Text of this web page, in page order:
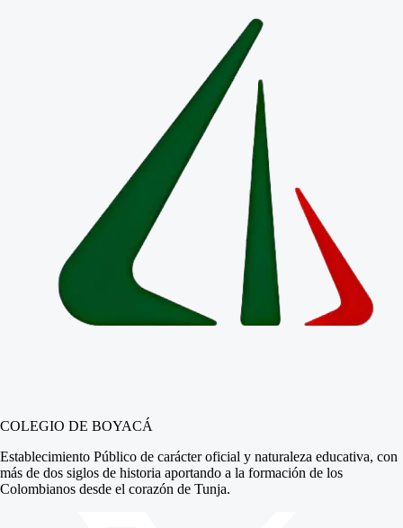
COLEGIO DE BOYACÁ
Establecimiento Público de carácter oficial y naturaleza educativa, con
más de dos siglos de historia aportando a la formación de los
Colombianos desde el corazón de Tunja.